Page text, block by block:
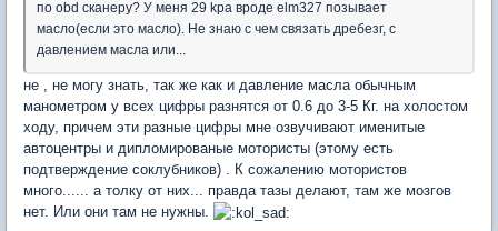
по obd сканеру? У меня 29 kpa вроде elm327 позывает
масло(если это масло). Не знаю с чем связать дребезг, с
давлением масла или...
не , не могу знать, так же как и давление масла обычным
манометром у всех цифры разнятся от 0.6 до 3-5 Кг. на холостом
ходу, причем эти разные цифры мне озвучивают именитые
автоцентры и дипломированые мотористы (этому есть
подтверждение соклубников) . К сожалению мотористов
много...... а толку от них... правда тазы делают, там же мозгов
нет. Или они там не нужны.